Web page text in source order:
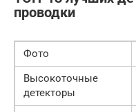
проводки
Фото
Высокоточные
детекторы